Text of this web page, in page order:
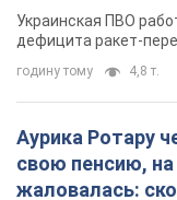
Украинская ПВО
дефицита ракет-
годину тому 4,8 т.
Аурика Ротару
свою пенсию,
жаловалась: